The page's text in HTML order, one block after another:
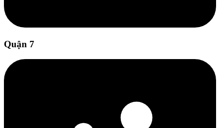
Quận 7